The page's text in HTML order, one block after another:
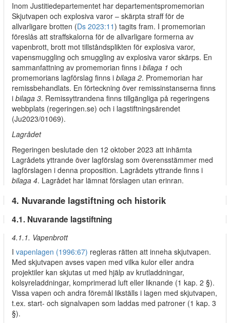
Inom Justitiedepartementet har departementspromemorian
Skjutvapen och explosiva varor – skärpta straff för de
allvarligare brotten (Ds 2023:11) tagits fram. I promemorian
föreslås att straffskalorna för de allvarligare formerna av
vapenbrott, brott mot tillståndsplikten för explosiva varor,
vapensmuggling och smuggling av explosiva varor skärps. En
sammanfattning av promemorian finns i bilaga 1 och
promemorians lagförslag finns i bilaga 2. Promemorian har
remissbehandlats. En förteckning över remissinstanserna finns
i bilaga 3. Remissyttrandena finns tillgängliga på regeringens
webbplats (regeringen.se) och i lagstiftningsärendet
(Ju2023/01069).
Lagrådet
Regeringen beslutade den 12 oktober 2023 att inhämta
Lagrådets yttrande över lagförslag som överensstämmer med
lagförslagen i denna proposition. Lagrådets yttrande finns i
bilaga 4. Lagrådet har lämnat förslagen utan erinran.
4. Nuvarande lagstiftning och historik
4.1. Nuvarande lagstiftning
4.1.1. Vapenbrott
I vapenlagen (1996:67) regleras rätten att inneha skjutvapen.
Med skjutvapen avses vapen med vilka kulor eller andra
projektiler kan skjutas ut med hjälp av krutladdningar,
kolsyreladdningar, komprimerad luft eller liknande (1 kap. 2 §).
Vissa vapen och andra föremål likställs i lagen med skjutvapen,
t.ex. start- och signalvapen som laddas med patroner (1 kap. 3
§).